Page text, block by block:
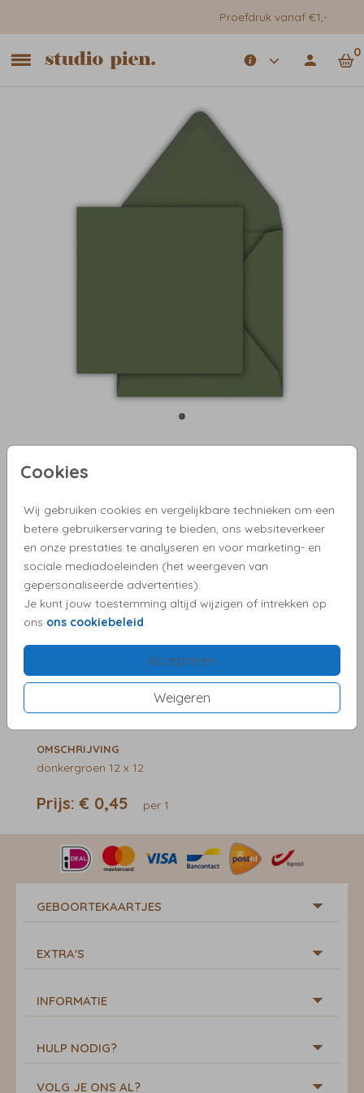
Proefdruk vanaf €1,-
0
Cookies
Wij gebruiken cookies en vergelijkbare technieken om een
betere gebruikerservaring te bieden, ons websiteverkeer
en onze prestaties te analyseren en voor marketing- en
sociale mediadoeleinden (het weergeven van
gepersonaliseerde advertenties).
Je kunt jouw toestemming altijd wijzigen of intrekken op
ons ons cookiebeleid
Accepteren
Weigeren
Donkergroen 12 X 12
Aantal x 1 Prijs:
✓ Proefdruk vanaf €2,50
✓ Pas het ontwerp eenvoudig aan
✓ Snelle verzending
✓ Kies zelf een bijpassende envelop
✓ Vragen?We helpen je graag!
OMSCHRIJVING
donkergroen 12 x 12
Prijs:€ 0,45 per 1
GEBOORTEKAARTJES
EXTRA'S
INFORMATIE
HULP NODIG?
VOLG JE ONS AL?